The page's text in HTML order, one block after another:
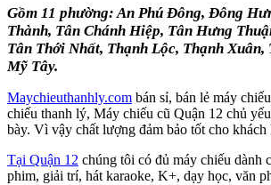
Gồm 11 phường: An Phú Đông, Đông
Thành, Tân Chánh Hiệp, Tân Hưng
Tân Thới Nhất, Thạnh Lộc, Thạnh Xuân,
Mỹ Tây.
Maychieuthanhly.com bán sỉ, bán lẻ máy
chiếu thanh lý, Máy chiếu cũ Quận 12 chủ
bày. Vì vậy chất lượng đảm bảo tốt cho khách
Tại Quận 12 chúng tôi có đủ máy chiếu dành
phim, giải trí, hát karaoke, K+, dạy học, văn